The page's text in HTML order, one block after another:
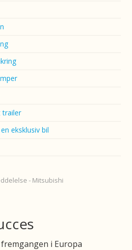
trailer
eksklusiv bil
- Mitsubishi
i Europa